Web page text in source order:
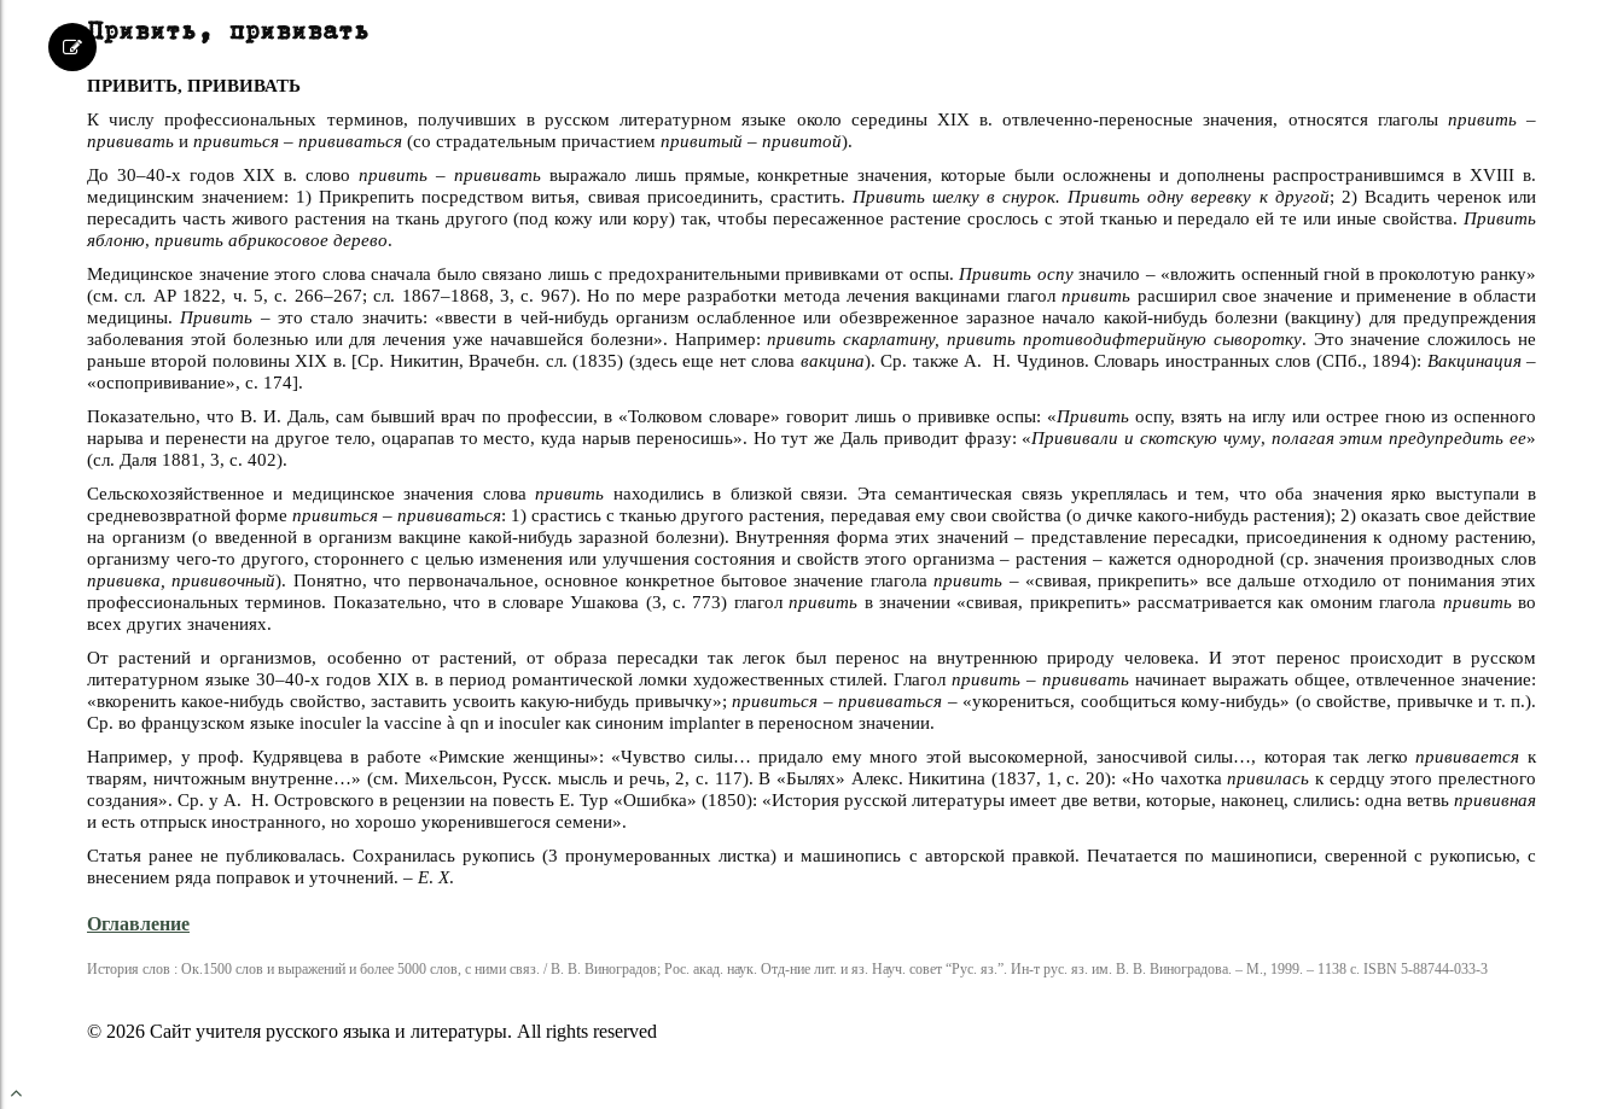
Привить, прививать
ПРИВИТЬ, ПРИВИВАТЬ
К числу профессиональных терминов, получивших в русском литературном языке около середины XIX в. отвлеченно-переносные значения, относятся глаголы привить –
прививать и привиться – прививаться (со страдательным причастием привитый – привитой).
До 30–40-х годов XIX в. слово привить – прививатьвыражало лишь прямые, конкретные значения, которые были осложнены и дополнены распространившимся в XVIII в.
медицинским значением: 1) Прикрепить посредством витья, свивая присоединить, срастить. Привить шелку в снурок. Привить одну веревку к другой; 2) Всадить черенок или
пересадить часть живого растения на ткань другого (под кожу или кору) так, чтобы пересаженное растение срослось с этой тканью и передало ей те или иные свойства. Привить
яблоню, привить абрикосовое дерево.
Медицинское значение этого слова сначала было связано лишь с предохранительными прививками от оспы. Привить оспузначило – «вложить оспенный гной в проколотую ранку»
(см. сл. АР 1822, ч. 5, с. 266–267; сл. 1867–1868, 3, с. 967). Но по мере разработки метода лечения вакцинами глаголпривить расширил свое значение и применение в области
медицины. Привить –это стало значить: «ввести в чей-нибудь организм ослабленное или обезвреженное заразное начало какой-нибудь болезни (вакцину) для предупреждения
заболевания этой болезнью или для лечения уже начавшейся болезни». Например:привить скарлатину, привить противодифтерийную сыворотку. Это значение сложилось не
раньше второй половины XIX в. [Ср. Никитин, Врачебн. сл. (1835) (здесь еще нет слова вакцина). Ср. также А. Н. Чудинов. Словарь иностранных слов (СПб., 1894): Вакцинация–
«оспопрививание», с. 174].
Показательно, что В. И. Даль, сам бывший врач по профессии, в «Толковом словаре» говорит лишь о прививке оспы: «Привить оспу, взять на иглу или острее гною из оспенного
нарыва и перенести на другое тело, оцарапав то место, куда нарыв переносишь». Но тут же Даль приводит фразу: «Прививали и скотскую чуму, полагая этим предупредить ее»
(сл. Даля 1881, 3, с. 402).
Сельскохозяйственное и медицинское значения словапривить находились в близкой связи. Эта семантическая связь укреплялась и тем, что оба значения ярко выступали в
средневозвратной формепривиться – прививаться: 1) срастись с тканью другого растения, передавая ему свои свойства (о дичке какого-нибудь растения); 2) оказать свое действие
на организм (о введенной в организм вакцине какой-нибудь заразной болезни). Внутренняя форма этих значений – представление пересадки, присоединения к одному растению,
организму чего-то другого, стороннего с целью изменения или улучшения состояния и свойств этого организма – растения – кажется однородной (ср. значения производных слов
прививка, прививочный). Понятно, что первоначальное, основное конкретное бытовое значение глаголапривить –«свивая, прикрепить» все дальше отходило от понимания этих
профессиональных терминов. Показательно, что в словаре Ушакова (3, с. 773) глаголпривить в значении «свивая, прикрепить» рассматривается как омоним глагола привитьво
всех других значениях.
От растений и организмов, особенно от растений, от образа пересадки так легок был перенос на внутреннюю природу человека. И этот перенос происходит в русском
литературном языке 30–40-х годов XIX в. в период романтической ломки художественных стилей. Глаголпривить – прививать начинает выражать общее, отвлеченное значение:
«вкоренить какое-нибудь свойство, заставить усвоить какую-нибудь привычку»;привиться – прививаться –«укорениться, сообщиться кому-нибудь» (о свойстве, привычке и т. п.).
Ср. во французском языке inoculer la vaccine à qn и inoculer как синоним implanter в переносном значении.
Например, у проф. Кудрявцева в работе «Римские женщины»: «Чувство силы… придало ему много этой высокомерной, заносчивой силы…, которая так легкопрививается к
тварям, ничтожным внутренне…» (см. Михельсон, Русск. мысль и речь, 2, с. 117). В «Былях» Алекс. Никитина (1837, 1, с. 20): «Но чахоткапривилась к сердцу этого прелестного
создания». Ср. у А. Н. Островского в рецензии на повесть Е. Тур «Ошибка» (1850): «История русской литературы имеет две ветви, которые, наконец, слились: одна ветвь прививная
и есть отпрыск иностранного, но хорошо укоренившегося семени».
Статья ранее не публиковалась. Сохранилась рукопись (3 пронумерованных листка) и машинопись с авторской правкой. Печатается по машинописи, сверенной с рукописью, с
внесением ряда поправок и уточнений. – Е. X.
Оглавление
История слов : Ок.1500 слов и выражений и более 5000 слов, с ними связ. / В. В. Виноградов; Рос. акад. наук. Отд-ние лит. и яз. Науч. совет “Рус. яз.”. Ин-т рус. яз. им. В. В. Виноградова. – М., 1999. – 1138 с. ISBN 5-88744-033-3
© 2026 Сайт учителя русского языка и литературы. All rights reserved